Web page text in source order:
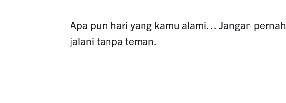
Apa pun hari yang kamu alami… Jangan pernah
jalani tanpa teman.